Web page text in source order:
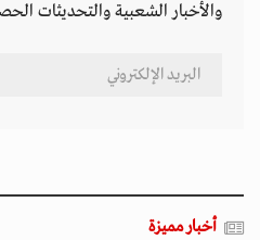
والأخبار الشعبية والتحديثات
أخبار مميزة